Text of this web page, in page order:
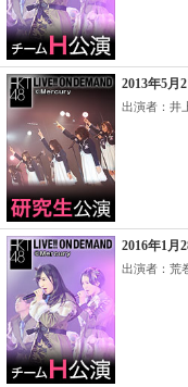
2013年5月
出演者：井
2016年1月
出演者：荒